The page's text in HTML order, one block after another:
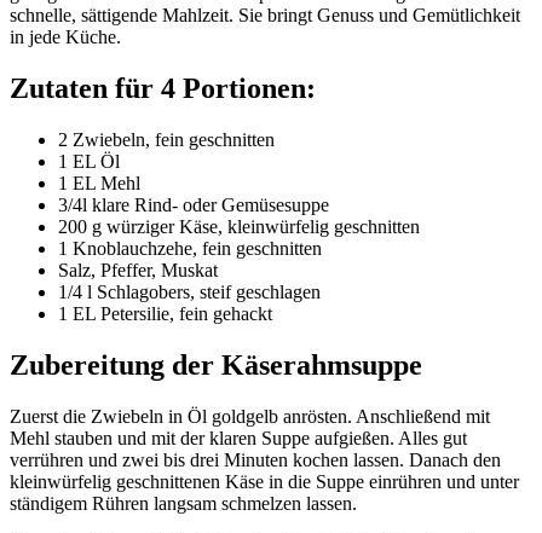
schnelle, sättigende Mahlzeit. Sie bringt Genuss und Gemütlichkeit
in jede Küche.
Zutaten für 4 Portionen:
2 Zwiebeln, fein geschnitten
1 EL Öl
1 EL Mehl
3/4l klare Rind- oder Gemüsesuppe
200 g würziger Käse, kleinwürfelig geschnitten
1 Knoblauchzehe, fein geschnitten
Salz, Pfeffer, Muskat
1/4 l Schlagobers, steif geschlagen
1 EL Petersilie, fein gehackt
Zubereitung der Käserahmsuppe
Zuerst die Zwiebeln in Öl goldgelb anrösten. Anschließend mit
Mehl stauben und mit der klaren Suppe aufgießen. Alles gut
verrühren und zwei bis drei Minuten kochen lassen. Danach den
kleinwürfelig geschnittenen Käse in die Suppe einrühren und unter
ständigem Rühren langsam schmelzen lassen.